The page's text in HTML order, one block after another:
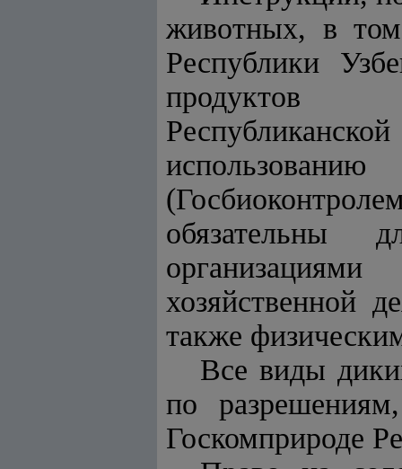
животных, в том
Республики
продуктов
обязательны
хозяйственной
также
Все виды
по
Госкомприроде